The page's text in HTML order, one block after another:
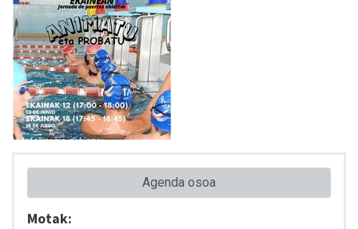
Agenda osoa
Motak: